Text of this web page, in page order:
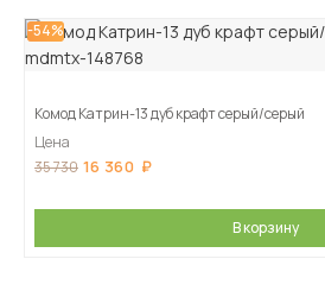
-54%
Комод Катрин-13 дуб крафт серый/серый
Цена
35 730 16 360
В корзину